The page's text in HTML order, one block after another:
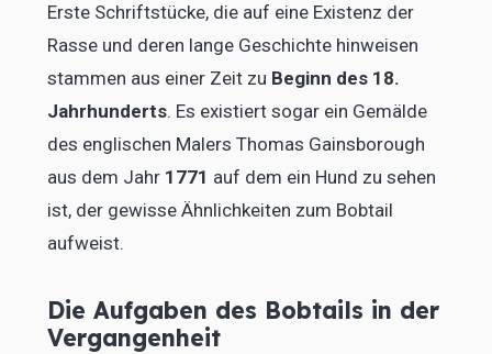
Erste Schriftstücke, die auf eine Existenz der
Rasse und deren lange Geschichte hinweisen
stammen aus einer Zeit zu Beginn des 18.
Jahrhunderts. Es existiert sogar ein Gemälde
des englischen Malers Thomas Gainsborough
aus dem Jahr 1771 auf dem ein Hund zu sehen
ist, der gewisse Ähnlichkeiten zum Bobtail
aufweist.
Die Aufgaben des Bobtails in der
Vergangenheit